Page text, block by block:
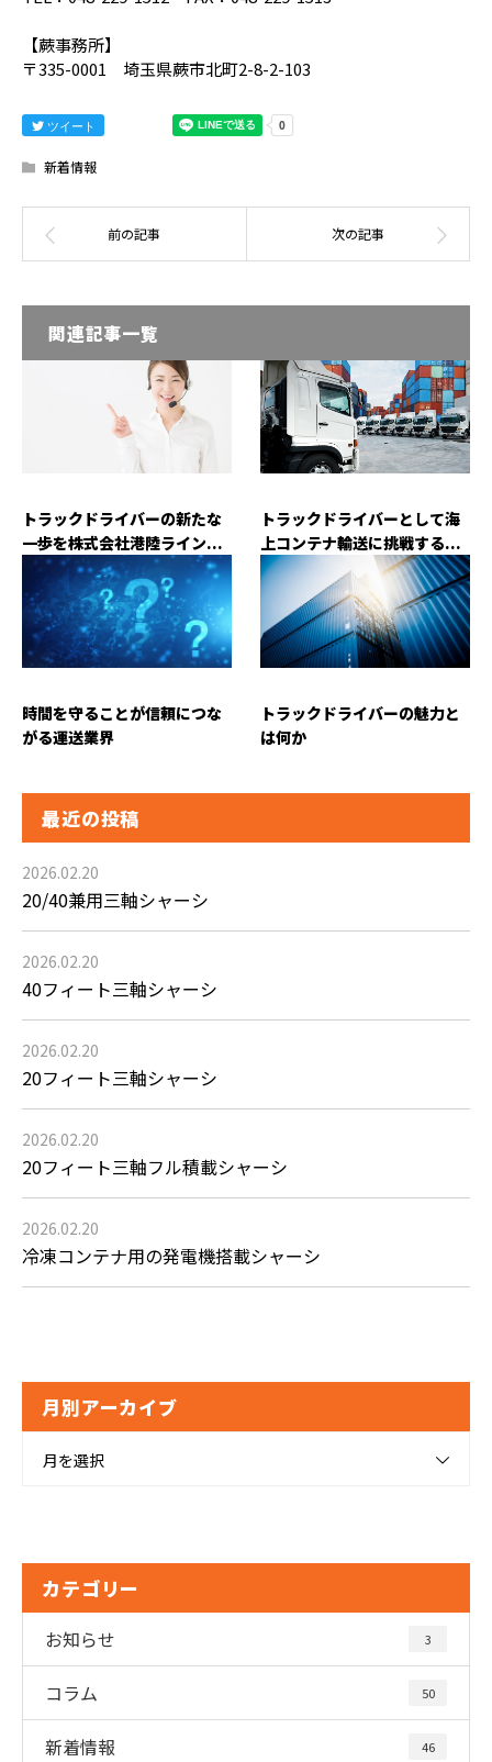
【蕨事務所】
〒335-0001 埼玉県蕨市北町2-8-2-103
ツイート
新着情報
関連記事一覧
トラックドライバーの新たな
一歩を株式会社港陸ライン...
トラックドライバーとして海
上コンテナ輸送に挑戦する...
時間を守ることが信頼につな
がる運送業界
トラックドライバーの魅力と
は何か
最近の投稿
2026.02.20
20/40兼用三軸シャーシ
2026.02.20
40フィート三軸シャーシ
2026.02.20
20フィート三軸シャーシ
2026.02.20
20フィート三軸フル積載シャーシ
2026.02.20
冷凍コンテナ用の発電機搭載シャーシ
月別アーカイブ
月を選択
カテゴリー
お知らせ 3
コラム 50
新着情報 46